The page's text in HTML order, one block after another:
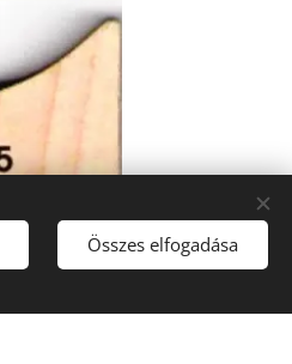
Összes elfogadása